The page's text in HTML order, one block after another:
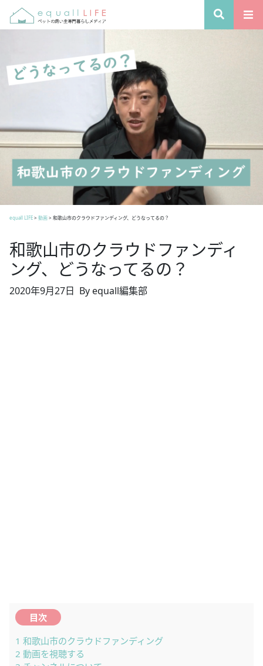
equall LIFE> 動画> 和歌山市のクラウドファンディング、どうなってるの？
和歌山市のクラウドファンディ
ング、どうなってるの？
2020年9月27日 By equall編集部
目次
1 和歌山市のクラウドファンディング
2 動画を視聴する